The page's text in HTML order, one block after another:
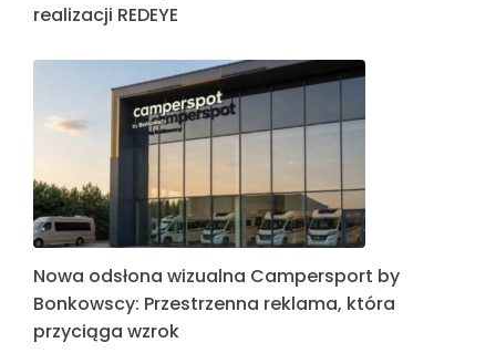
realizacji REDEYE
Nowa odsłona wizualna Campersport by
Bonkowscy: Przestrzenna reklama, która
przyciąga wzrok